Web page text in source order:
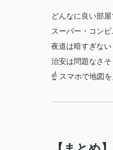
どんなに良い部屋
スーパー・コン
夜道は暗すぎない
治安は問題なさそ
☝ スマホで地図を